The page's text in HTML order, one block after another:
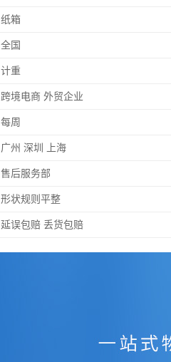
纸箱
全国
计重
跨境电商 外贸企业
每周
广州 深圳 上海
售后服务部
形状规则平整
延误包赔 丢货包赔